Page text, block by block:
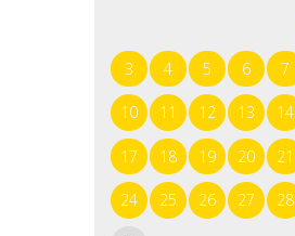
3 4 5 6 7
10 11 12 13 14
17 18 19 20 21
24 25 26 27 28